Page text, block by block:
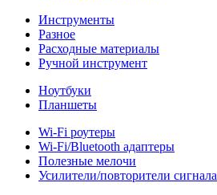
Инструменты
Разное
Расходные материалы
Ручной инструмент
Ноутбуки
Планшеты
Wi-Fi роутеры
Wi-Fi/Bluetooth адаптеры
Полезные мелочи
Усилители/повторители сигнала